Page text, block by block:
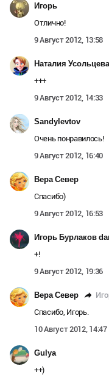
Игорь
Отлично!
9 Август 2012, 13:58
Наталия Усольцева
+++
9 Август 2012, 14:33
Sandylevtov
Очень понравилось!
9 Август 2012, 16:40
Вера Север
Спасибо)
9 Август 2012, 16:53
Игорь Бурлаков
+!
9 Август 2012, 19:36
Вера Север
Спасибо, Игорь.
10 Август 2012, 14:47
Gulya
++)